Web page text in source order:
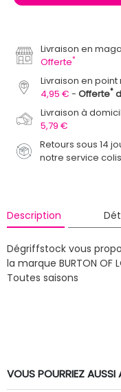
Livraison en
Offerte*
Livraison en point
4,95 €
Offerte*
Livraison à
5,79 €
Retours sous 14
notre service
Description
Dégriffstock vous
la marque BURTON OF
Toutes saisons
VOUS POURRIEZ AUSSI